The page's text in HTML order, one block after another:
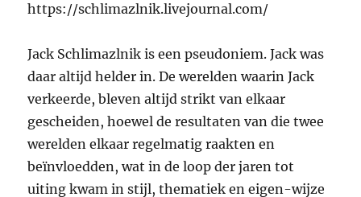
https://schlimazlnik.livejournal.com/
Jack Schlimazlnik is een pseudoniem. Jack was
daar altijd helder in. De werelden waarin Jack
verkeerde, bleven altijd strikt van elkaar
gescheiden, hoewel de resultaten van die twee
werelden elkaar regelmatig raakten en
beïnvloedden, wat in de loop der jaren tot
uiting kwam in stijl, thematiek en eigen-wijze